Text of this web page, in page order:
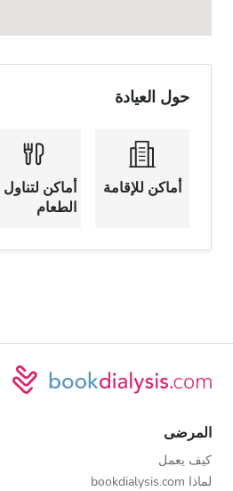
حول العيادة
أماكن للإقامة
أماكن لتناول
الطعام
المرضى
كيف يعمل
لماذا bookdialysis.com